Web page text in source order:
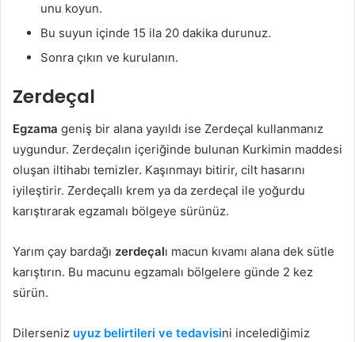
unu koyun.
Bu suyun içinde 15 ila 20 dakika durunuz.
Sonra çıkın ve kurulanın.
Zerdeçal
Egzama geniş bir alana yayıldı ise Zerdeçal kullanmanız
uygundur. Zerdeçalın içeriğinde bulunan Kurkimin maddesi
oluşan iltihabı temizler. Kaşınmayı bitirir, cilt hasarını
iyileştirir. Zerdeçallı krem ya da zerdeçal ile yoğurdu
karıştırarak egzamalı bölgeye sürünüz.
Yarım çay bardağı zerdeçalı macun kıvamı alana dek sütle
karıştırın. Bu macunu egzamalı bölgelere günde 2 kez
sürün.
Dilerseniz uyuz belirtileri ve tedavisini incelediğimiz